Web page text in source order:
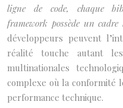
ligne de code, chaque
framework possède un cadre
développeurs peuvent
réalité touche autant
multinationales
complexe où la conformité
performance technique.